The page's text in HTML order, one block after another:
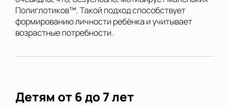
Полиглотиков™. Такой подход способствует
формированию личности ребёнка и учитывает
возрастные потребности.
Детям от 6 до 7 лет